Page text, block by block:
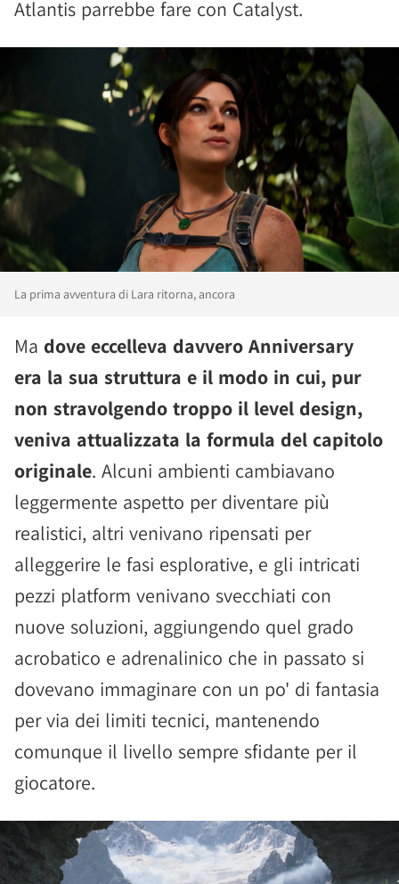
Atlantis parrebbe fare con Catalyst.
La prima avventura di Lara ritorna, ancora
Ma dove eccelleva davvero Anniversary
era la sua struttura e il modo in cui, pur
non stravolgendo troppo il level design,
veniva attualizzata la formula del capitolo
originale. Alcuni ambienti cambiavano
leggermente aspetto per diventare più
realistici, altri venivano ripensati per
alleggerire le fasi esplorative, e gli intricati
pezzi platform venivano svecchiati con
nuove soluzioni, aggiungendo quel grado
acrobatico e adrenalinico che in passato si
dovevano immaginare con un po' di fantasia
per via dei limiti tecnici, mantenendo
comunque il livello sempre sfidante per il
giocatore.